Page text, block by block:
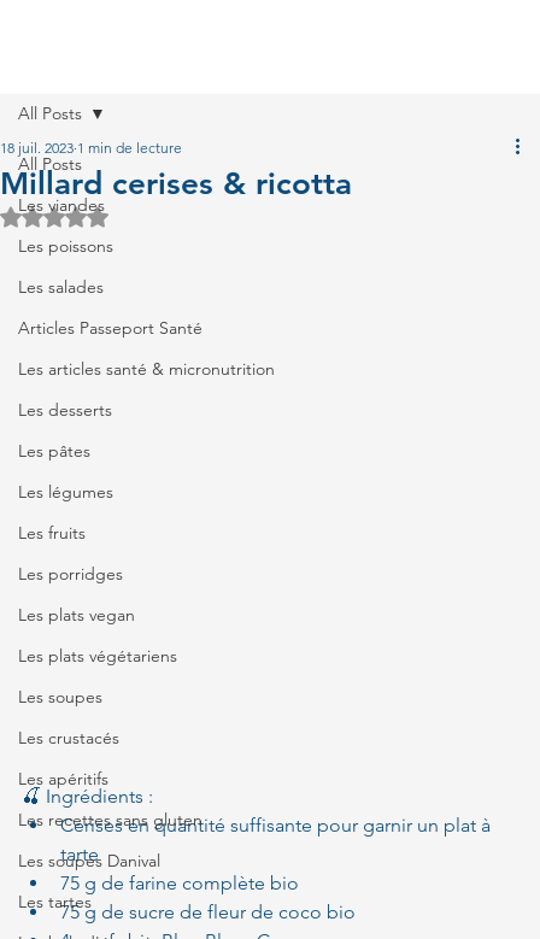
All Posts
Les viandes
Les poissons
Les salades
Articles Passeport Santé
Les articles santé & micronutrition
Les desserts
Les pâtes
Les légumes
Les fruits
Les porridges
Les plats vegan
Les plats végétariens
Les soupes
Les crustacés
Les apéritifs
Les recettes sans gluten
Les soupes Danival
Les tartes
All Posts
Millard cerises & ricotta
18 juil. 2023 1 min de lecture
Noté NaN étoiles sur 5.
🍒 Ingrédients :
Cerises en quantité suffisante pour garnir un plat à
tarte
75 g de farine complète bio
75 g de sucre de fleur de coco bio